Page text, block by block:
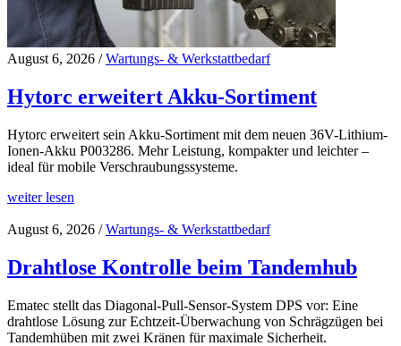
August 6, 2026 /Wartungs- & Werkstattbedarf
Hytorc erweitert Akku-Sortiment
Hytorc erweitert sein Akku-Sortiment mit dem neuen 36V-Lithium-
Ionen-Akku P003286. Mehr Leistung, kompakter und leichter –
ideal für mobile Verschraubungssysteme.
weiter lesen
August 6, 2026 /Wartungs- & Werkstattbedarf
Drahtlose Kontrolle beim Tandemhub
Ematec stellt das Diagonal-Pull-Sensor-System DPS vor: Eine
drahtlose Lösung zur Echtzeit-Überwachung von Schrägzügen bei
Tandemhüben mit zwei Kränen für maximale Sicherheit.